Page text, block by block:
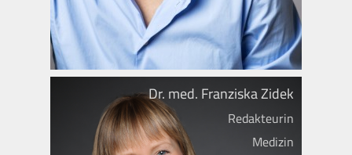
Dr. med. Franziska Zidek
Redakteurin
Medizin